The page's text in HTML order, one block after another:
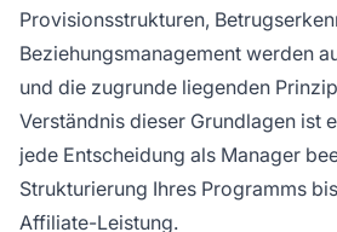
Provisionsstrukturen,
Beziehungsmanagement werden
und die zugrunde liegenden
Verständnis dieser Grundlagen ist
jede Entscheidung als Manager
Strukturierung Ihres Programms
Affiliate-Leistung.